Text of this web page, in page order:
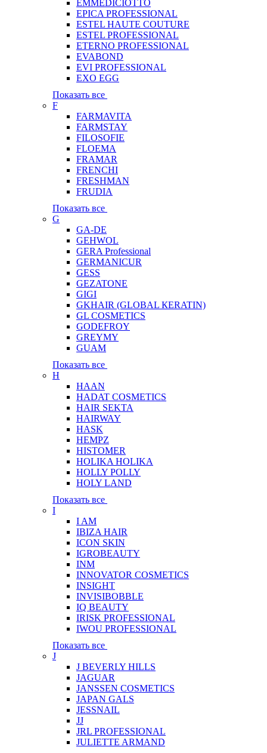
EMMEDICIOTTO
EPICA PROFESSIONAL
ESTEL HAUTE COUTURE
ESTEL PROFESSIONAL
ETERNO PROFESSIONAL
EVABOND
EVI PROFESSIONAL
EXO EGG
Показать все
F
FARMAVITA
FARMSTAY
FILOSOFIE
FLOEMA
FRAMAR
FRENCHI
FRESHMAN
FRUDIA
Показать все
G
GA-DE
GEHWOL
GERA Professional
GERMANICUR
GESS
GEZATONE
GIGI
GKHAIR (GLOBAL КЕRATIN)
GL COSMETICS
GODEFROY
GREYMY
GUAM
Показать все
H
HAAN
HADAT COSMETICS
HAIR SEKTA
HAIRWAY
HASK
HEMPZ
HISTOMER
HOLIKA HOLIKA
HOLLY POLLY
HOLY LAND
Показать все
I
I AM
IBIZA HAIR
ICON SKIN
IGROBEAUTY
INM
INNOVATOR COSMETICS
INSIGHT
INVISIBOBBLE
IQ BEAUTY
IRISK PROFESSIONAL
IWOU PROFESSIONAL
Показать все
J
J BEVERLY HILLS
JAGUAR
JANSSEN COSMETICS
JAPAN GALS
JESSNAIL
JJ
JRL PROFESSIONAL
JULIETTE ARMAND